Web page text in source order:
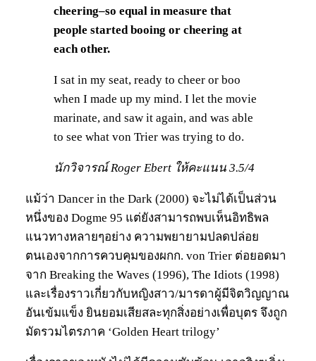
cheering–so equal in measure that
people started booing or cheering at
each other.
I sat in my seat, ready to cheer or boo
when I made up my mind. I let the movie
marinate, and saw it again, and was able
to see what von Trier was trying to do.
นักวิจารณ์ Roger Ebert ให้คะแนน 3.5/4
แม้ว่า Dancer in the Dark (2000) จะไม่ได้เป็นส่วน
หนึ่งของ Dogme 95 แต่ยังสามารถพบเห็นอิทธิพล
แนวทางหลายๆอย่าง ความพยายามปลดปล่อย
ตนเองจากการควบคุมของผกก. von Trier ต่อยอดมา
จาก Breaking the Waves (1996), The Idiots (1998)
และเรื่องราวเกี่ยวกับหญิงสาว/มารดาผู้มีจิตวิญญาณ
อันเข้มแข็ง ยินยอมเสียสละทุกสิ่งอย่างเพื่อบุตร จึงถูก
มัดรวมไตรภาค ‘Golden Heart trilogy’